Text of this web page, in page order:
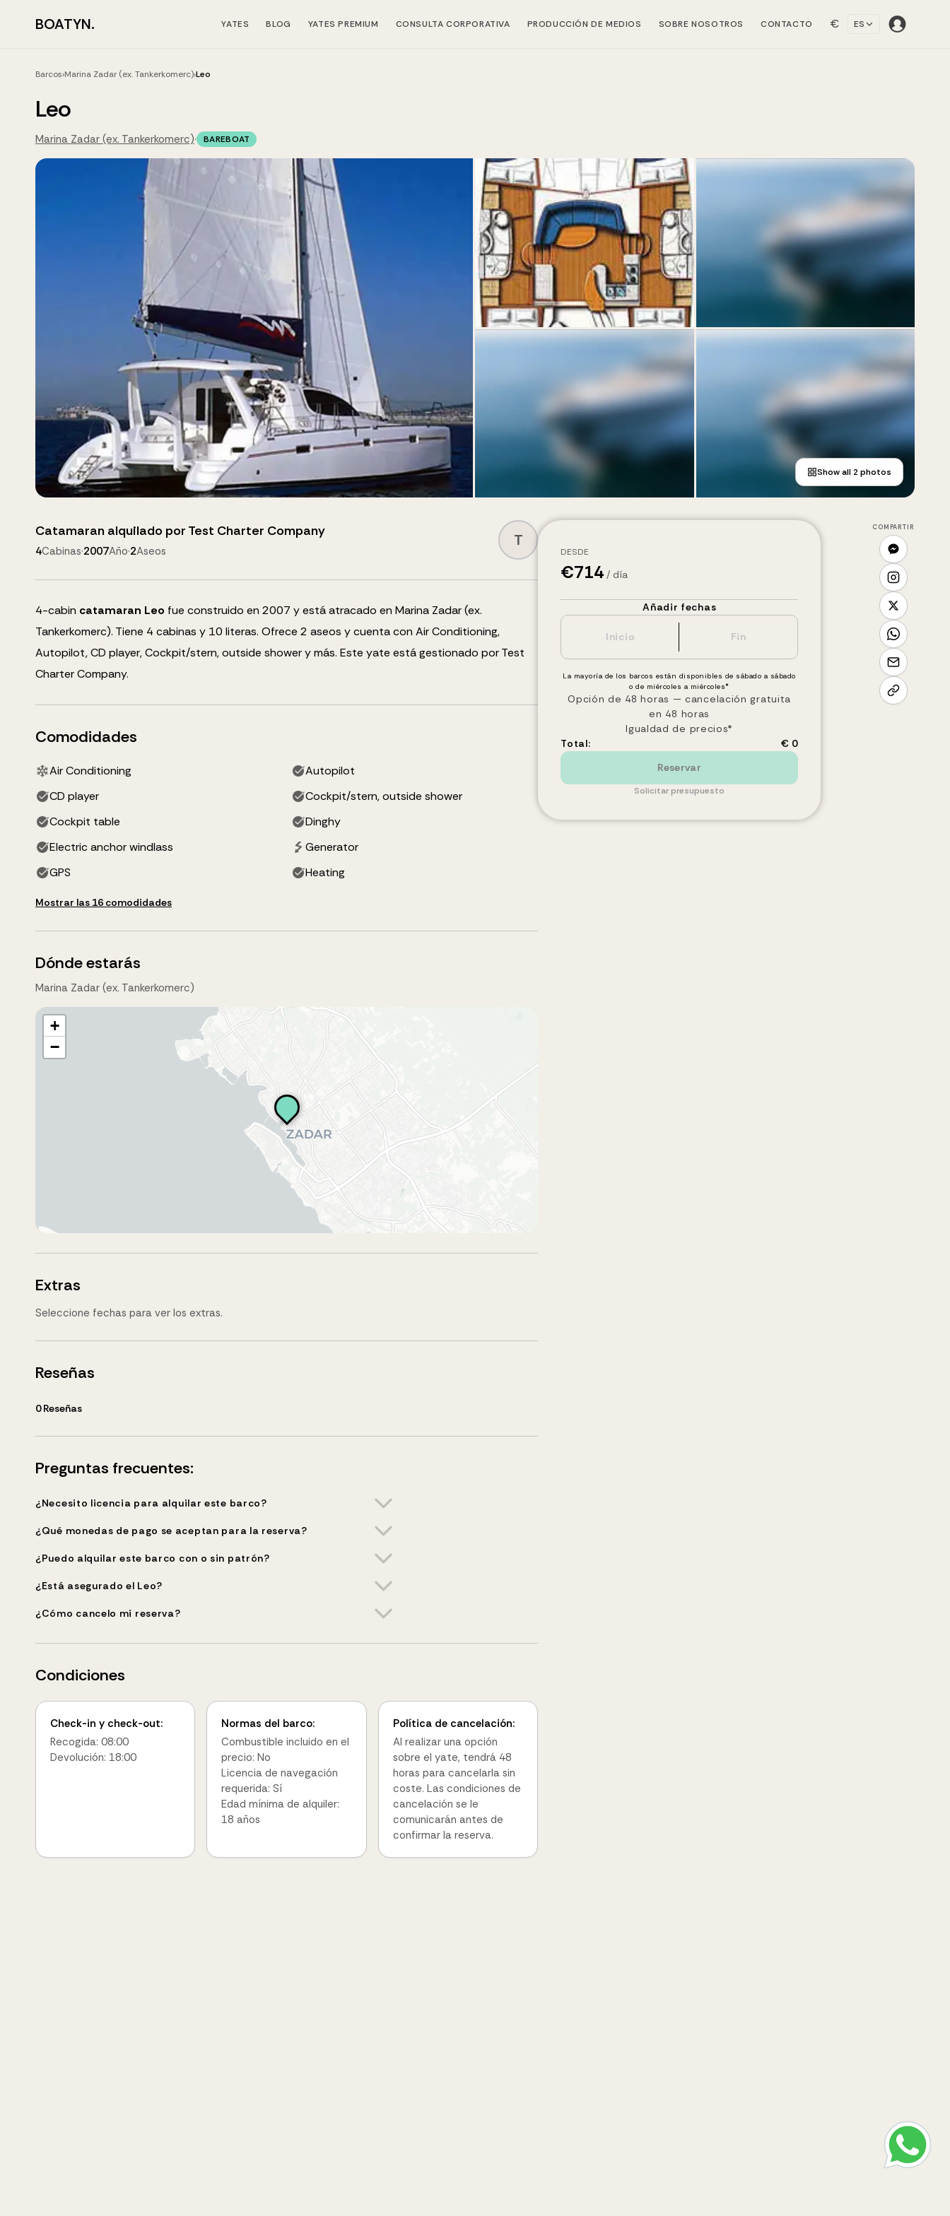
BOATYN. YATES BLOG YATES PREMIUM CONSULTA CORPORATIVA PRODUCCIÓN DE MEDIOS SOBRE NOSOTROS CONTACTO € ES
Barcos›Marina Zadar (ex. Tankerkomerc)›Leo
Leo
Marina Zadar (ex. Tankerkomerc)· BAREBOAT
Show all 2photos
Catamaran alquilado por Test Charter Company
4Cabinas·2007Año·2Aseos
T
4-cabin catamaran Leo fue construido en 2007 y está atracado en Marina Zadar (ex.
Tankerkomerc). Tiene 4 cabinas y 10 literas. Ofrece 2 aseos y cuenta con Air Conditioning,
Autopilot, CD player, Cockpit/stern, outside showery más. Este yate está gestionado por Test
Charter Company.
Comodidades
Air Conditioning
Autopilot
CD player
Cockpit/stern, outside shower
Cockpit table
Dinghy
Electric anchor windlass
Generator
GPS
Heating
Mostrar las 16 comodidades
Dónde estarás
Marina Zadar (ex. Tankerkomerc)
+
−
Extras
Seleccione fechas para ver los extras.
Reseñas
0 Reseñas
Preguntas frecuentes:
¿Necesito licencia para alquilar este barco?
¿Qué monedas de pago se aceptan para la reserva?
¿Puedo alquilar este barco con o sin patrón?
¿Está asegurado el Leo?
¿Cómo cancelo mi reserva?
Condiciones
Check-in y check-out:
Recogida: 08:00
Devolución: 18:00
Normas del barco:
Combustible incluido en el
precio: No
Licencia de navegación
requerida: Sí
Edad mínima de alquiler:
18 años
Política de cancelación:
Al realizar una opción
sobre el yate, tendrá 48
horas para cancelarla sin
coste. Las condiciones de
cancelación se le
comunicarán antes de
confirmar la reserva.
DESDE
€714 / día
Añadir fechas
La mayoría de los barcos están disponibles de sábado a sábado
o de miércoles a miércoles*
Opción de 48 horas — cancelación gratuita
en 48 horas
Igualdad de precios*
Total:
€ 0
Reservar
Solicitar presupuesto
COMPARTIR